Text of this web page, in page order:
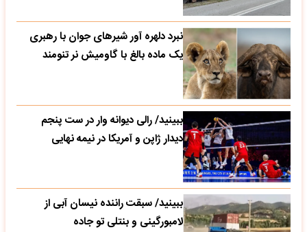
نبرد دلهره آور شیرهای جوان با رهبری
یک ماده بالغ با گاومیش نر تنومند
ببینید/ رالی دیوانه وار در ست پنجم
دیدار ژاپن و آمریکا در نیمه نهایی
ببینید/ سبقت راننده نیسان آبی از
لامبورگینی و بنتلی تو جاده